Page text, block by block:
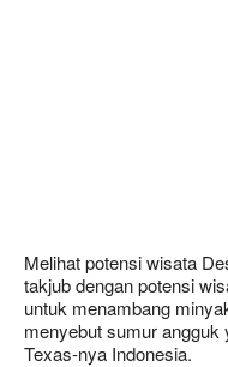
Melihat potensi wisata
takjub dengan potensi
untuk menambang
menyebut sumur angguk
Texas-nya Indonesia.